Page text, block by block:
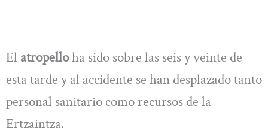
El atropelloha sido sobre las seis y veinte de
esta tarde y al accidente se han desplazado tanto
personal sanitario como recursos de la
Ertzaintza.